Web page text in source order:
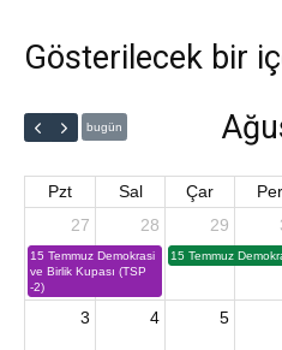
Gösterilecek bir
bugün
Pzt Sal Çar Per
27
15 Temmuz Demokrasi
ve Birlik Kupası (TSP
-2)
28 29
15 Temmuz
3 4 5